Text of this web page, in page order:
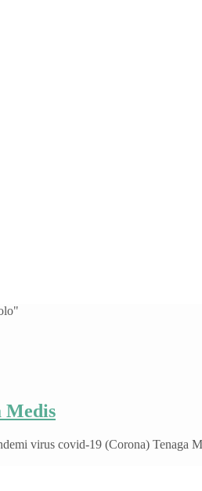
Medis
virus covid-19 (Corona) Tenaga